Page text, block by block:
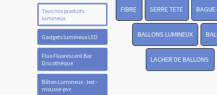
Tous nos produits
lumineux
Gadgets lumineux LED
Fluo Fluorescent Bar
Discothèque
Bâton Lumineux - led -
mousse-pvc
FIBRE SERRE TETE
BALLONS LUMINEUX
LACHER DE BALLONS